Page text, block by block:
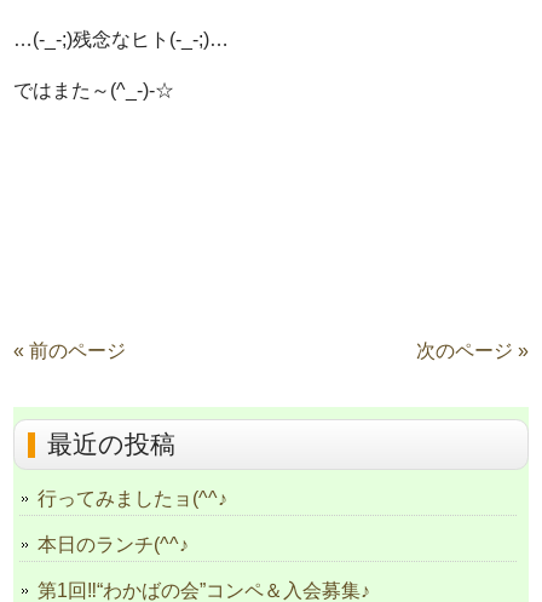
…(-_-;)残念なヒト(-_-;)…
ではまた～(^_-)-☆
« 前のページ 次のページ »
最近の投稿
行ってみましたョ(^^♪
本日のランチ(^^♪
第1回‼“わかばの会”コンペ＆入会募集♪